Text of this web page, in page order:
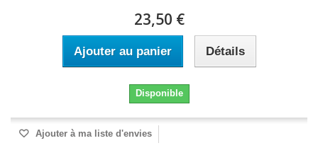
23,50 €
Ajouter au panier Détails
Disponible
Ajouter à ma liste d'envies